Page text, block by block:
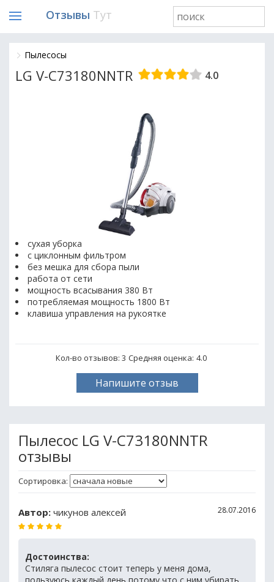
Отзывы Тут
Пылесосы
LG V-C73180NNTR 4.0
сухая уборка
с циклонным фильтром
без мешка для сбора пыли
работа от сети
мощность всасывания 380 Вт
потребляемая мощность 1800 Вт
клавиша управления на рукоятке
Кол-во отзывов: 3 Средняя оценка: 4.0
Напишите отзыв
Пылесос LG V-C73180NNTR
отзывы
Сортировка:
Автор: чикунов алексей 28.07.2016
Достоинства:
Стиляга пылесос стоит теперь у меня дома,